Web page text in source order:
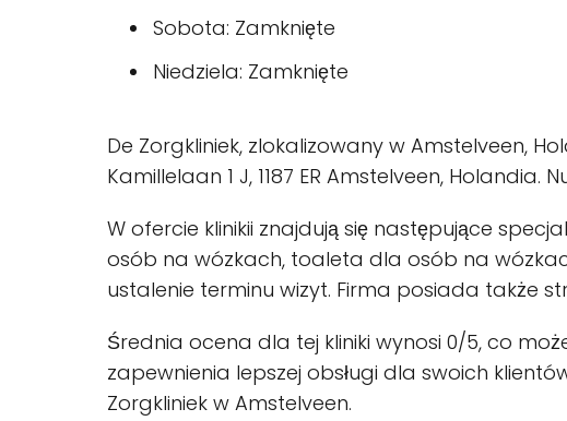
Sobota: Zamknięte
Niedziela: Zamknięte
De Zorgkliniek, zlokalizowany w Amstelveen,
Kamillelaan 1 J, 1187 ER Amstelveen, Holandia.
W ofercie klinikii znajdują się następujące
osób na wózkach, toaleta dla osób na
ustalenie terminu wizyt. Firma posiada także
Średnia ocena dla tej kliniki wynosi 0/5, co
zapewnienia lepszej obsługi dla swoich
Zorgkliniek w Amstelveen.